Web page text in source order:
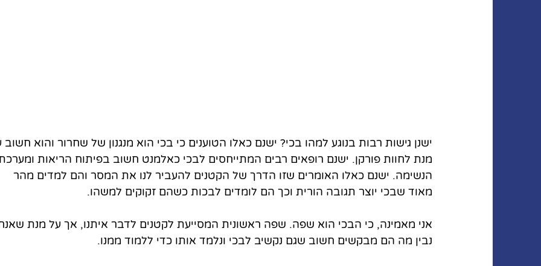
ישנן גישות רבות בנוגע למהו בכי? ישנם כאלו הטוענים כי בכי הוא מנגנון של שחרור והוא חשוב
מנת לחוות פורקן. ישנם רופאים רבים המתייחסים לבכי כאלמנט חשוב בפיתוח הריאות
הנשימה. ישנם כאלו האומרים שזו הדרך של הקטנים להעביר לנו את המסר והם למדים מהר
מאוד שבכי יוצר תגובה הורית וכך הם לומדים לבכות כשהם זקוקים למשהו.
אני מאמינה, כי הבכי הוא שפה. שפה ראשונית המסייעת לקטנים לדבר איתנו, אך על מנת
נבין מה הם מבקשים חשוב שגם נקשיב לבכי ונלמד אותו כדי ללמוד ממנו.